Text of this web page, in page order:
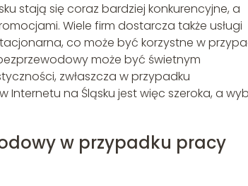
stają się coraz bardziej konkurencyjne, a
Wiele firm dostarcza także usługi
co może być korzystne w
może być świetnym
zwłaszcza w przypadku
na Śląsku jest więc szeroka, a
w przypadku pracy